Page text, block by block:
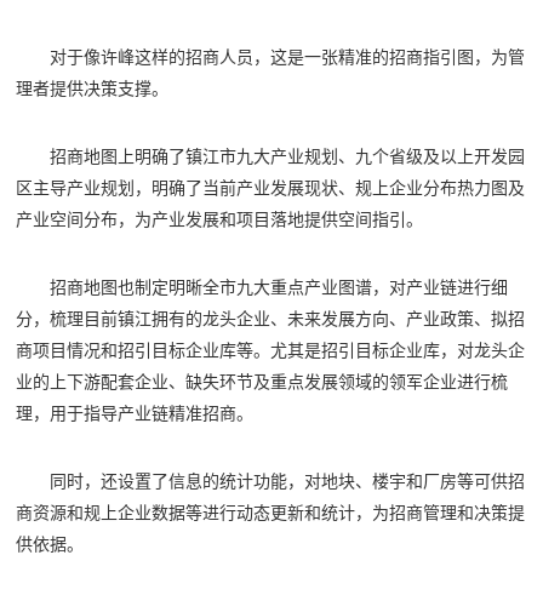
对于像许峰这样的招商人员，这是一张精准的招商指引图，为管
理者提供决策支撑。
招商地图上明确了镇江市九大产业规划、九个省级及以上开发园
区主导产业规划，明确了当前产业发展现状、规上企业分布热力图及
产业空间分布，为产业发展和项目落地提供空间指引。
招商地图也制定明晰全市九大重点产业图谱，对产业链进行细
分，梳理目前镇江拥有的龙头企业、未来发展方向、产业政策、拟招
商项目情况和招引目标企业库等。尤其是招引目标企业库，对龙头企
业的上下游配套企业、缺失环节及重点发展领域的领军企业进行梳
理，用于指导产业链精准招商。
同时，还设置了信息的统计功能，对地块、楼宇和厂房等可供招
商资源和规上企业数据等进行动态更新和统计，为招商管理和决策提
供依据。